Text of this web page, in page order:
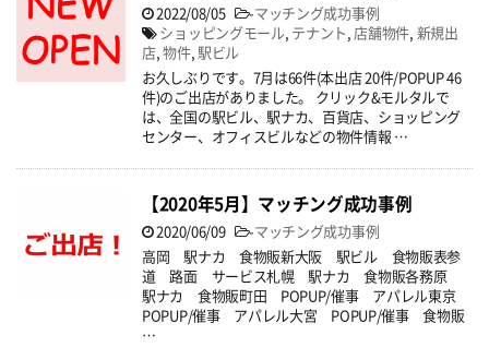
2022/08/05 -マッチング成功事例
ショッピングモール テナント 店舗物件 新規出
店,物件, 駅ビル
お久しぶりです。7月は66件(本出店 20件/POPUP 46
件)のご出店がありました。 クリック&モルタルで
は、全国の駅ビル、駅ナカ、百貨店、ショッピング
センター、オフィスビルなどの物件情報 …
【2020年5月】マッチング成功事例
2020/06/09 -マッチング成功事例
高岡 駅ナカ 食物販新大阪 駅ビル 食物販表参
道 路面 サービス札幌 駅ナカ 食物販各務原
駅ナカ 食物販町田 POPUP/催事 アパレル東京
POPUP/催事 アパレル大宮 POPUP/催事 食物販
…